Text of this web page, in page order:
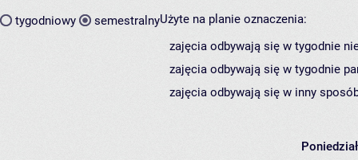
tygodniowy semestralnyUżyte na planie oznaczenia:
zajęcia odbywają się w tygodnie
zajęcia odbywają się w tygodnie
zajęcia odbywają się w inny